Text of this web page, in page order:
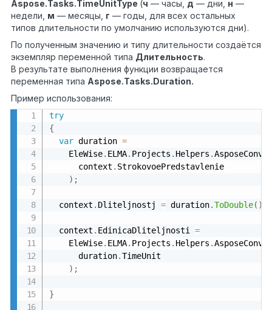
Aspose.Tasks.TimeUnitType (ч — часы, д — дни, н —
недели, м — месяцы, г — годы, для всех остальных
типов длительности по умолчанию используются дни).
По полученным значению и типу длительности создаётся
экземпляр переменной типа Длительность.
В результате выполнения функции возвращается
переменная типа Aspose.Tasks.Duration.
Пример использования:
try
{
var duration =
    EleWise
. ELMA. Projects . Helpers .
      context
. StrokovoePredstavlenie
) ;
  context
. Dliteljnostj = duration.ToDouble( )
  context
. EdinicaDliteljnosti =
    EleWise
. ELMA. Projects . Helpers .
      duration
.TimeUnit
) ;
}